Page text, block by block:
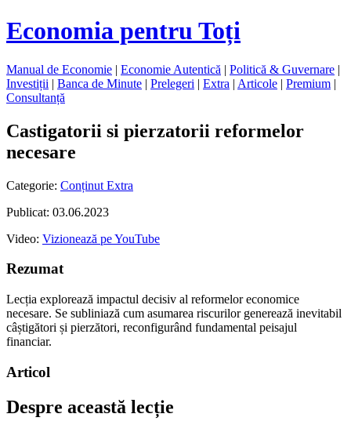
Economia pentru Toți
Manual de Economie | Economie Autentică | Politică & Guvernare |
Investiții | Banca de Minute | Prelegeri | Extra | Articole | Premium |
Consultanță
Castigatorii si pierzatorii reformelor
necesare
Categorie: Conținut Extra
Publicat: 03.06.2023
Video: Vizionează pe YouTube
Rezumat
Lecția explorează impactul decisiv al reformelor economice
necesare. Se subliniază cum asumarea riscurilor generează inevitabil
câștigători și pierzători, reconfigurând fundamental peisajul
financiar.
Articol
Despre această lecție